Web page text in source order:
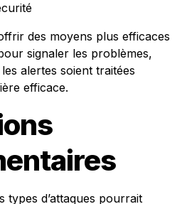
des moyens plus efficaces
signaler les problèmes,
alertes soient traitées
efficace.
types d’attaques pourrait